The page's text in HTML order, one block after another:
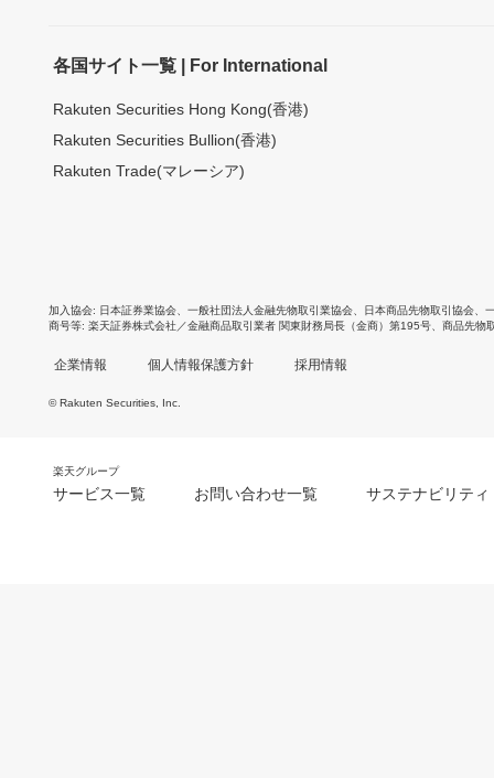
各国サイト一覧 | For International
Rakuten Securities Hong Kong(香港)
Rakuten Securities Bullion(香港)
Rakuten Trade(マレーシア)
加入協会 日本証券業協会 一般社団法人金融先物取引業協会 日本商品先物取引協会
商号等 楽天証券株式会社／金融商品取引業者 関東財務局長（金商）第195号、商品先物
企業情報 個人情報保護方針 採用情報
© Rakuten Securities, Inc.
楽天グループ
サービス一覧 お問い合わせ一覧 サステナビリティ